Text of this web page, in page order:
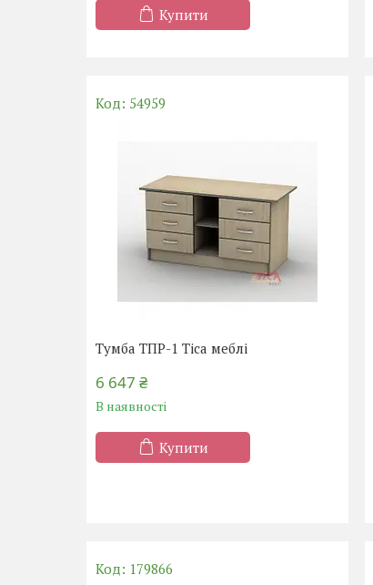
Купити
54959
Тумба ТПР-1 Тіса меблі
6 647 ₴
В наявності
Купити
179866